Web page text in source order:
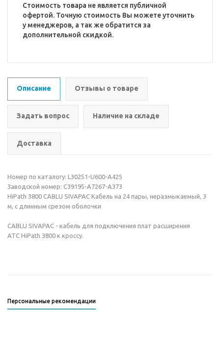
Стоимость товара не является публичной
офертой. Точную стоимость Вы можете уточнить
у менеджеров, а так же обратится за
дополнительной скидкой.
Описание Отзывы о товаре
Задать вопрос Наличие на складе
Доставка
Номер по каталогу: L30251-U600-A425
Заводской номер: C39195-A7267-A373
HiPath 3800 CABLU SIVAPAC Кабель на 24 пары, неразмыкаемый, 3
м, с длинным срезом оболочки
CABLU SIVAPAC - кабель для подключения плат расширения
АТС HiPath 3800 к кроссу.
Персональные рекомендации